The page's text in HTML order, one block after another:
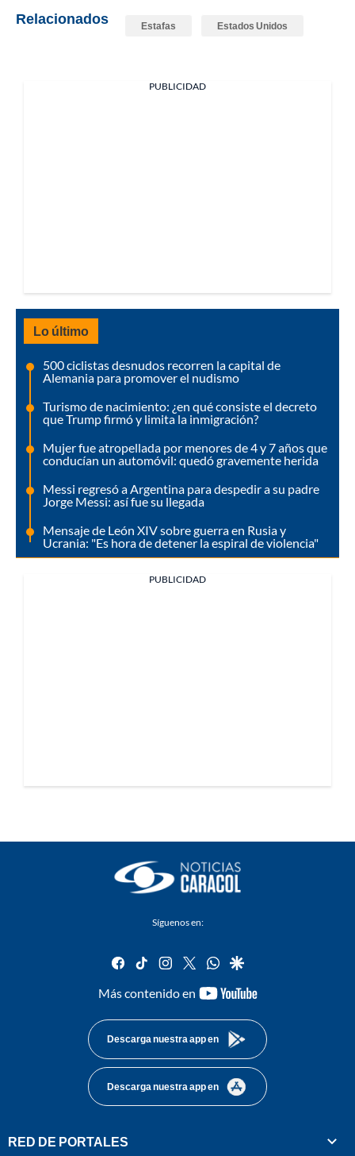
Relacionados Estafas Estados Unidos
PUBLICIDAD
Lo último
500 ciclistas desnudos recorren la capital de
Alemania para promover el nudismo
Turismo de nacimiento: ¿en qué consiste el decreto
que Trump firmó y limita la inmigración?
Mujer fue atropellada por menores de 4 y 7 años que
conducían un automóvil: quedó gravemente herida
Messi regresó a Argentina para despedir a su padre
Jorge Messi: así fue su llegada
Mensaje de León XIV sobre guerra en Rusia y
Ucrania: "Es hora de detener la espiral de violencia"
PUBLICIDAD
Síguenos en:
facebook
tiktok instagram
twitterwhatsapp
google
Más contenido en
youtube-
Descarga nuestra app en
Descarga nuestra app en
RED DE PORTALES